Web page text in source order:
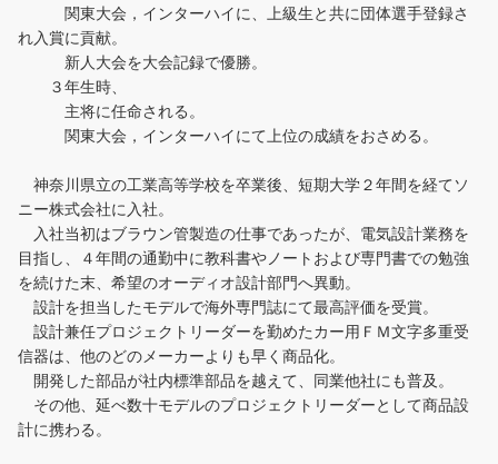
関東大会，インターハイに、上級生と共に団体選手登録さ
れ入賞に貢献。
新人大会を大会記録で優勝。
３年生時、
主将に任命される。
関東大会，インターハイにて上位の成績をおさめる。
神奈川県立の工業高等学校を卒業後、短期大学２年間を経てソ
ニー株式会社に入社。
入社当初はブラウン管製造の仕事であったが、電気設計業務を
目指し、４年間の通勤中に教科書やノートおよび専門書での勉強
を続けた末、希望のオーディオ設計部門へ異動。
設計を担当したモデルで海外専門誌にて最高評価を受賞。
設計兼任プロジェクトリーダーを勤めたカー用ＦＭ文字多重受
信器は、他のどのメーカーよりも早く商品化。
開発した部品が社内標準部品を越えて、同業他社にも普及。
その他、延べ数十モデルのプロジェクトリーダーとして商品設
計に携わる。